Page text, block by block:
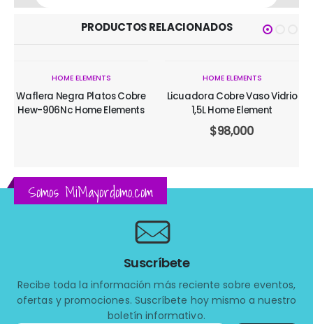
PRODUCTOS RELACIONADOS
HOME ELEMENTS
Waflera Negra Platos Cobre
Hew-906Nc Home Elements
HOME ELEMENTS
Licuadora Cobre Vaso Vidrio
1,5L Home Element
$98,000
Somos MiMayordomo.com
Suscríbete
Recibe toda la información más reciente sobre eventos,
ofertas y promociones. Suscríbete hoy mismo a nuestro
boletín informativo.